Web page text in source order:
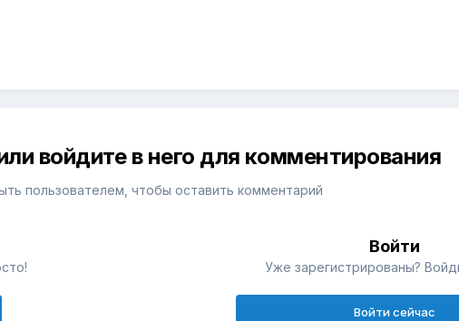
войдите в него для комментирования
пользователем, чтобы оставить комментарий
Войти
Уже зарегистрированы?
Войти сейчас